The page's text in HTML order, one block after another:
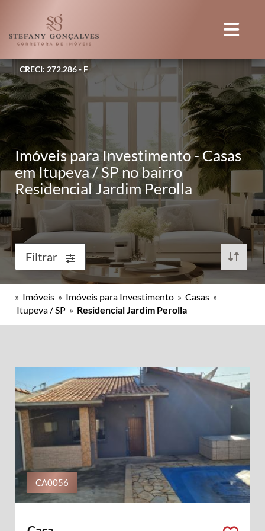
CRECI: 272.286 - F
Imóveis para Investimento - Casas
em Itupeva / SP no bairro
Residencial Jardim Perolla
Filtrar
» Imóveis » Imóveis para Investimento » Casas »
Itupeva / SP » Residencial Jardim Perolla
CA0056